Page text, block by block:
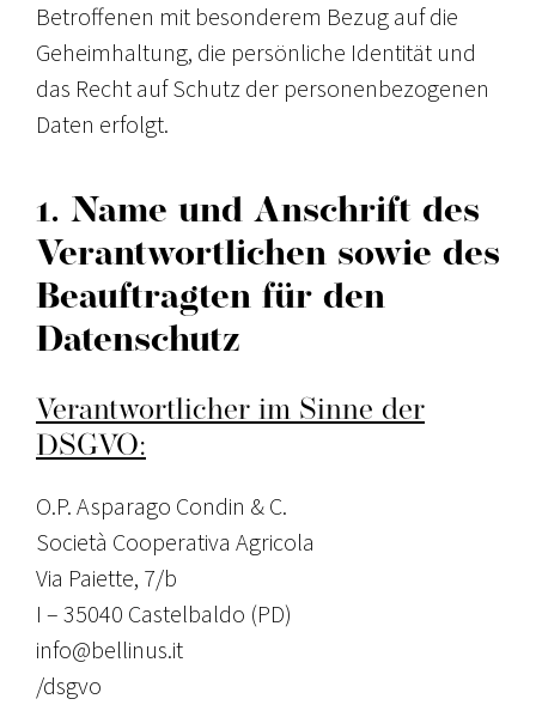
Betroffenen mit besonderem Bezug auf die
Geheimhaltung, die persönliche Identität und
das Recht auf Schutz der personenbezogenen
Daten erfolgt.
1. Name und Anschrift des
Verantwortlichen sowie des
Beauftragten für den
Datenschutz
Verantwortlicher im Sinne der
DSGVO:
O.P. Asparago Condin & C.
Società Cooperativa Agricola
Via Paiette, 7/b
I – 35040 Castelbaldo (PD)
info@bellinus.it
/dsgvo